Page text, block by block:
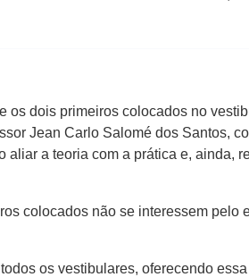
dois primeiros colocados no
Jean Carlo Salomé dos Santos,
a teoria com a prática e, ainda,
colocados não se interessem pelo
os vestibulares, oferecendo